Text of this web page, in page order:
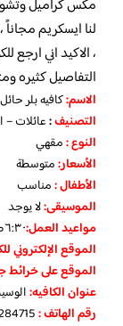
مكس كراميل
لنا ايسكريم
، الاكيد اني
التفاصيل كثيره
الاسم:كافيه بلر حائل
التصنيف:عائلات –
النوع :مقهي
الأسعار:متوسطة
الأطفال:مناسب
الموسيقى:لا يوجد
مواعيد العمل:٦:٣٠ص–٢:٣٠م ٤:٠٠م–١:٠٢ص
الموقع الإلكتروني
الموقع على
عنوان الكافيه:
رقم الهاتف :